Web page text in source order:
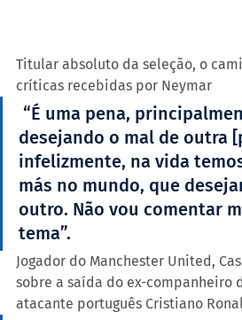
Titular absoluto da seleção, o
críticas recebidas por Neymar
desejando o mal de outra
infelizmente, na vida
más no mundo, que
outro. Não vou comentar
tema”.
Jogador do Manchester United,
sobre a saída do ex-companheiro
atacante português Cristiano